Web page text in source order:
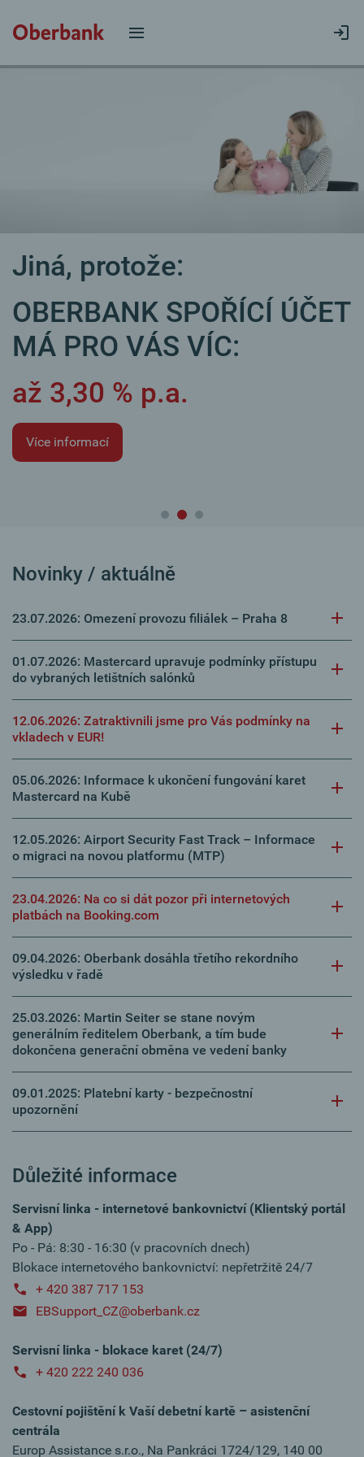
Jiná, protože:
OBERBANK SPOŘÍCÍ ÚČET
MÁ PRO VÁS VÍC:
až 3,30 % p.a.
Více informací
Novinky / aktuálně
23.07.2026: Omezení provozu filiálek – Praha 8
01.07.2026: Mastercard upravuje podmínky přístupu
do vybraných letištních salónků
12.06.2026: Zatraktivnili jsme pro Vás podmínky na
vkladech v EUR!
05.06.2026: Informace k ukončení fungování karet
Mastercard na Kubě
12.05.2026: Airport Security Fast Track – Informace
o migraci na novou platformu (MTP)
23.04.2026: Na co si dát pozor při internetových
platbách na Booking.com
09.04.2026: Oberbank dosáhla třetího rekordního
výsledku v řadě
25.03.2026: Martin Seiter se stane novým
generálním ředitelem Oberbank, a tím bude
dokončena generační obměna ve vedení banky
09.01.2025: Platební karty - bezpečnostní
upozornění
Důležité informace
Servisní linka - internetové bankovnictví (Klientský portál
& App)
Po - Pá: 8:30 - 16:30 (v pracovních dnech)
Blokace internetového bankovnictví: nepřetržitě 24/7
+ 420 387 717 153
EBSupport_CZ@oberbank.cz
Servisní linka - blokace karet (24/7)
+ 420 222 240 036
Cestovní pojištění k Vaší debetní kartě – asistenční
centrála
Europ Assistance s.r.o., Na Pankráci 1724/129, 140 00